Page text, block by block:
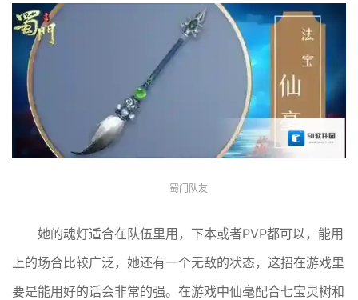
蜀门队友
她的魂灯适合在队伍里用，下本或者PVP都可以，能用
上的场合比较广泛，她还有一个无敌的状态，这招在游戏里
要是能用好的话会非常的强。在游戏中仙毫配合七宝灵树和